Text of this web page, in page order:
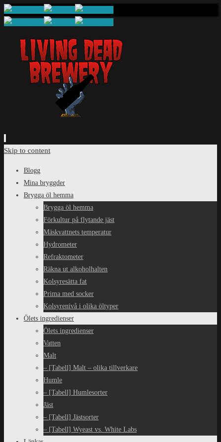
Skip to content
Blogg
Mina bryggder
Brygga öl hemma
Brygga öl hemma
Förkultur på flytande jäst
Mäskvattnets temperatur
Hydrometer
Refraktometer
Räkna ut alkoholhalten
Kolsyresätta fat
Prima med socker
Kolsyrenivå i olika öltyper
Ölets ingredienser
Ölets ingredienser
Vatten
Malt
– [Tabell] Malt – olika tillverkare
Humle
– [Tabell] Humlesorter
Jäst
– [Tabell] Jästsorter
– [Tabell] Wyeast vs. White Labs